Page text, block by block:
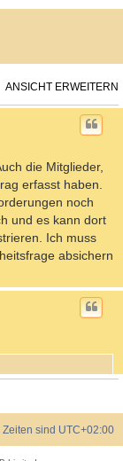
ANSICHT ERWEITERN
die Mitglieder,
erfasst haben.
noch
und es kann dort
Ich muss
absichern
sind UTC+02:00